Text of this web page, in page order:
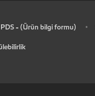
PDS - (Ürün bilgi formu) •